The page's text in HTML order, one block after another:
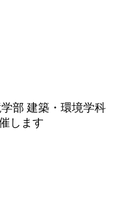
部 建築・環境学科
します